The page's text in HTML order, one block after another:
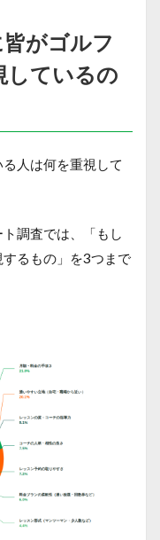
皆がゴルフ
しているの
人は何を重視して
調査では、「もし
るもの」を3つまで